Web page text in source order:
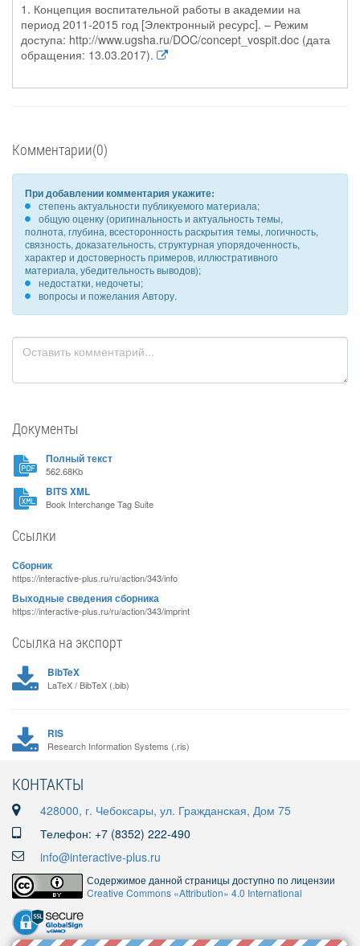
1. Концепция воспитательной работы в академии на
период 2011-2015 год [Электронный ресурс]. – Режим
доступа: http://www.ugsha.ru/DOC/concept_vospit.doc (дата
обращения: 13.03.2017).
Комментарии(0)
При добавлении комментария укажите:
степень актуальности публикуемого материала;
общую оценку (оригинальность и актуальность темы,
полнота, глубина, всесторонность раскрытия темы, логичность,
связность, доказательность, структурная упорядоченность,
характер и достоверность примеров, иллюстративного
материала, убедительность выводов);
недостатки, недочеты;
вопросы и пожелания Автору.
Документы
Полный текст
562.68Kb
BITS XML
Book Interchange Tag Suite
Ссылки
Сборник
https://interactive-plus.ru/ru/action/343/info
Выходные сведения сборника
https://interactive-plus.ru/ru/action/343/imprint
Ссылка на экспорт
BibTeX
LaTeX / BibTeX (.bib)
RIS
Research Information Systems (.ris)
КОНТАКТЫ
428000, г. Чебоксары, ул. Гражданская, Дом 75
Телефон: +7 (8352) 222-490
info@interactive-plus.ru
Содержимое данной страницы доступно по лицензии
Creative Commons «Attribution» 4.0 International